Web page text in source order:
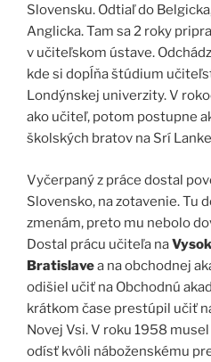
Slovensku. Odtiaľ do
Anglicka. Tam sa 2 roky
v učiteľskom ústave.
kde si dopĺňa štúdium
Londýnskej univerzity. V
ako učiteľ, potom postupne
školských bratov na Srí
Vyčerpaný z práce dostal
Slovensko, na zotavenie. Tu
zmenám, preto mu nebolo
Dostal prácu učiteľa na
Bratislavea na obchodnej
odišiel učiť na Obchodnú
krátkom čase prestúpil učiť
Novej Vsi. V roku 1958
odísť kvôli náboženskému